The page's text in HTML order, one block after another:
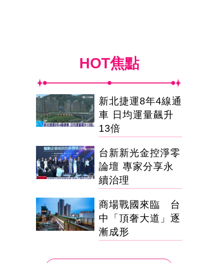
HOT焦點
新北捷運8年4線通
車 日均運量飆升
13倍
台新新光金控淨零
論壇 專家分享永
續治理
商場戰國來臨 台
中「頂奢大道」逐
漸成形